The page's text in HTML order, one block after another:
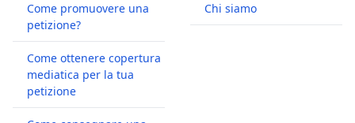
Come promuovere una
petizione?
Come ottenere copertura
mediatica per la tua
petizione
Chi siamo